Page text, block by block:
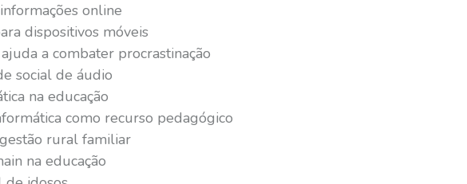
online
dispositivos móveis
a combater procrastinação
social de áudio
na educação
como recurso pedagógico
rural familiar
na educação